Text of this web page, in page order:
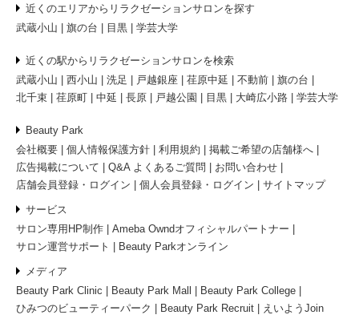
近くのエリアからリラクゼーションサロンを探す
武蔵小山
旗の台 目黒 学芸大学
近くの駅からリラクゼーションサロンを検索
武蔵小山
西小山 洗足 戸越銀座 荏原中延 不動前
旗の台
北千束
荏原町 中延 長原 戸越公園 目黒 大崎広小路 学芸大学
Beauty Park
会社概要
個人情報保護方針 利用規約
掲載ご希望の店舗様へ
広告掲載について
Q&A よくあるご質問
お問い合わせ
店舗会員登録・ログイン
個人会員登録・ログイン サイトマップ
サービス
サロン専用HP制作
Ameba Owndオフィシャルパートナー
サロン運営サポート
Beauty Parkオンライン
メディア
Beauty Park Clinic
Beauty Park Mall
Beauty Park College
ひみつのビューティーパーク
Beauty Park Recruit えいようJoin